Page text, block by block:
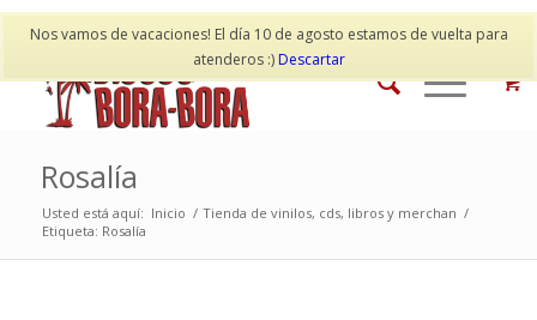
Nos vamos de vacaciones! El día 10 de agosto estamos de vuelta para
atenderos :)Descartar
Mi cuenta Contacto
Rosalía
Usted está aquí: Inicio / Tienda de vinilos, cds, libros y merchan /
Etiqueta: Rosalía